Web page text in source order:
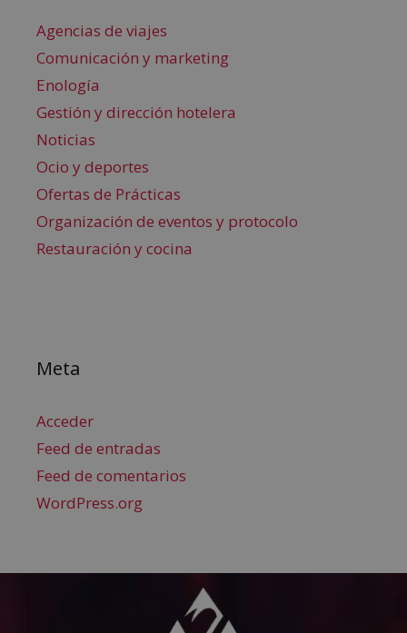
Agencias de viajes
Comunicación y marketing
Enología
Gestión y dirección hotelera
Noticias
Ocio y deportes
Ofertas de Prácticas
Organización de eventos y protocolo
Restauración y cocina
Meta
Acceder
Feed de entradas
Feed de comentarios
WordPress.org